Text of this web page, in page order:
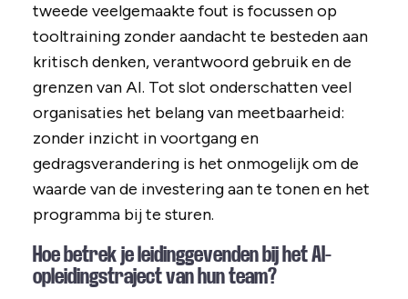
tweede veelgemaakte fout is focussen op
tooltraining zonder aandacht te besteden aan
kritisch denken, verantwoord gebruik en de
grenzen van AI. Tot slot onderschatten veel
organisaties het belang van meetbaarheid:
zonder inzicht in voortgang en
gedragsverandering is het onmogelijk om de
waarde van de investering aan te tonen en het
programma bij te sturen.
Hoe betrek je leidinggevenden bij het AI-
opleidingstraject van hun team?